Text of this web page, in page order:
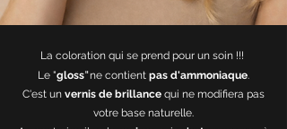
La coloration qui se prend pour un soin !!!
Le "gloss"ne contient pas d'ammoniaque.
C'est un vernis de brillance qui ne modifiera pas
votre base naturelle.